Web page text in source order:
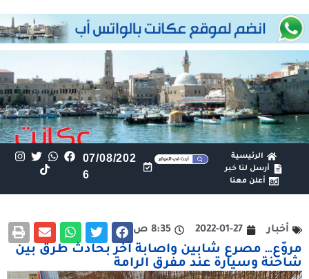
الرئيسية
أرسل لنا خبر
أعلن معنا
07/08/202
6
أخبار 2022-01-27 8:35 ص
مروّع… مصرع شابين واصابة آخر بحادث طرق بين
شاحنة وسيارة عند مفرق الرامة